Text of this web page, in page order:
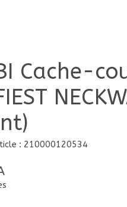
Cache-
: 210000120534